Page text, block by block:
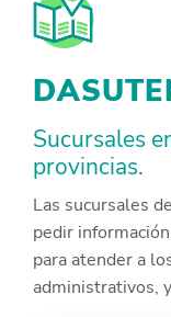
Sucursales
provincias.
Las sucursales
pedir
para atender a
administrativos,